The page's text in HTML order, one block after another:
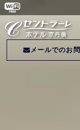
メールでのお